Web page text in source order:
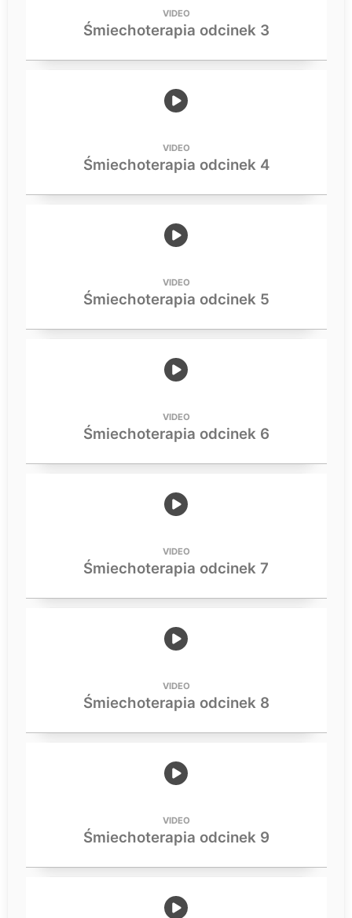
VIDEO
Śmiechoterapia odcinek 3
VIDEO
Śmiechoterapia odcinek 4
VIDEO
Śmiechoterapia odcinek 5
VIDEO
Śmiechoterapia odcinek 6
VIDEO
Śmiechoterapia odcinek 7
VIDEO
Śmiechoterapia odcinek 8
VIDEO
Śmiechoterapia odcinek 9